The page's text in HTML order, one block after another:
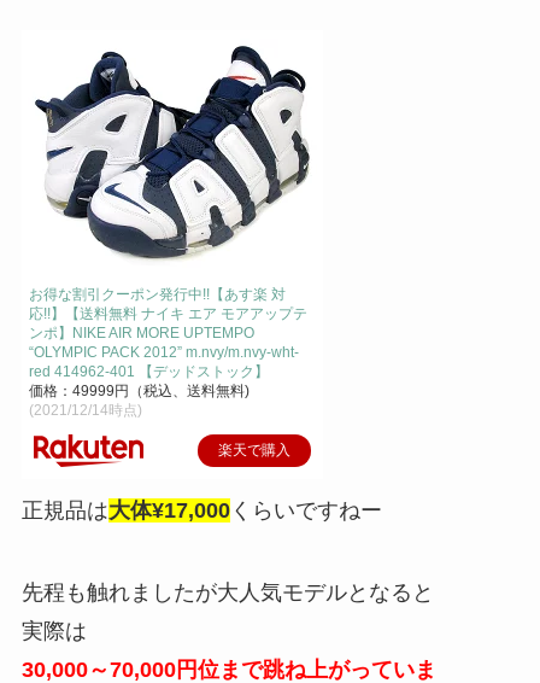
お得な割引クーポン発行中!!【あす楽 対
応!!】【送料無料 ナイキ エア モアアップテ
ンポ】NIKE AIR MORE UPTEMPO
“OLYMPIC PACK 2012” m.nvy/m.nvy-wht-
red 414962-401 【デッドストック】
価格：49999円（税込、送料無料)
(2021/12/14時点)
楽天で購入
正規品は大体¥17,000くらいですねー
先程も触れましたが大人気モデルとなると
実際は
30,000～70,000円位まで跳ね上がっていま